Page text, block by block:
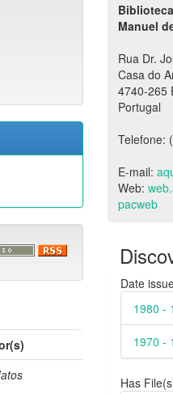
Manuel
Rua Dr.
Casa do
4740-265
Portugal
Telefone:
E-mail:
Web:
pacweb
Date
1980 -
1970 -
Has